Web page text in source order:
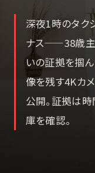
深夜1時のタク
ナス——38歳主
いの証拠を掴
像を残す4Kカ
公開。証拠は時
庫を確認。